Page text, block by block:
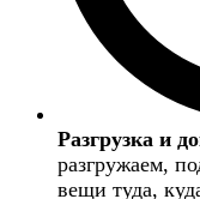
Разгрузка и
разгружаем,
вещи туда,